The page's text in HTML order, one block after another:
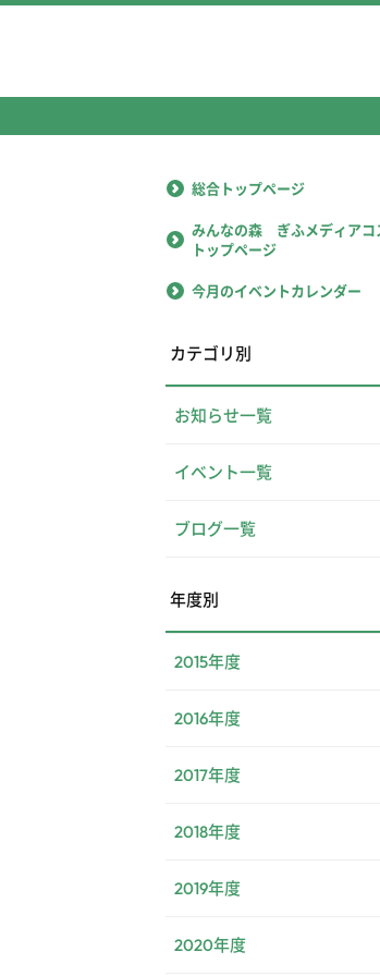
総合トップページ
みんなの森 ぎふメディアコ
トップページ
今月のイベントカレンダー
カテゴリ別
お知らせ一覧
イベント一覧
ブログ一覧
年度別
2015年度
2016年度
2017年度
2018年度
2019年度
2020年度